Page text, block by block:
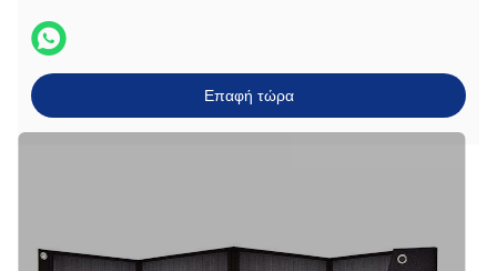
Επαφή τώρα